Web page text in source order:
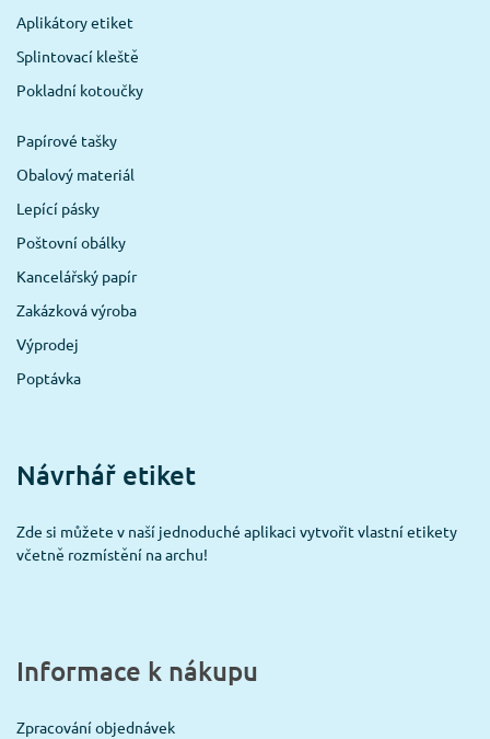
Aplikátory etiket
Splintovací kleště
Pokladní kotoučky
Papírové tašky
Obalový materiál
Lepící pásky
Poštovní obálky
Kancelářský papír
Zakázková výroba
Výprodej
Poptávka
Návrhář etiket
Zde si můžete v naší jednoduché aplikaci vytvořit vlastní etikety
včetně rozmístění na archu!
Informace k nákupu
Zpracování objednávek